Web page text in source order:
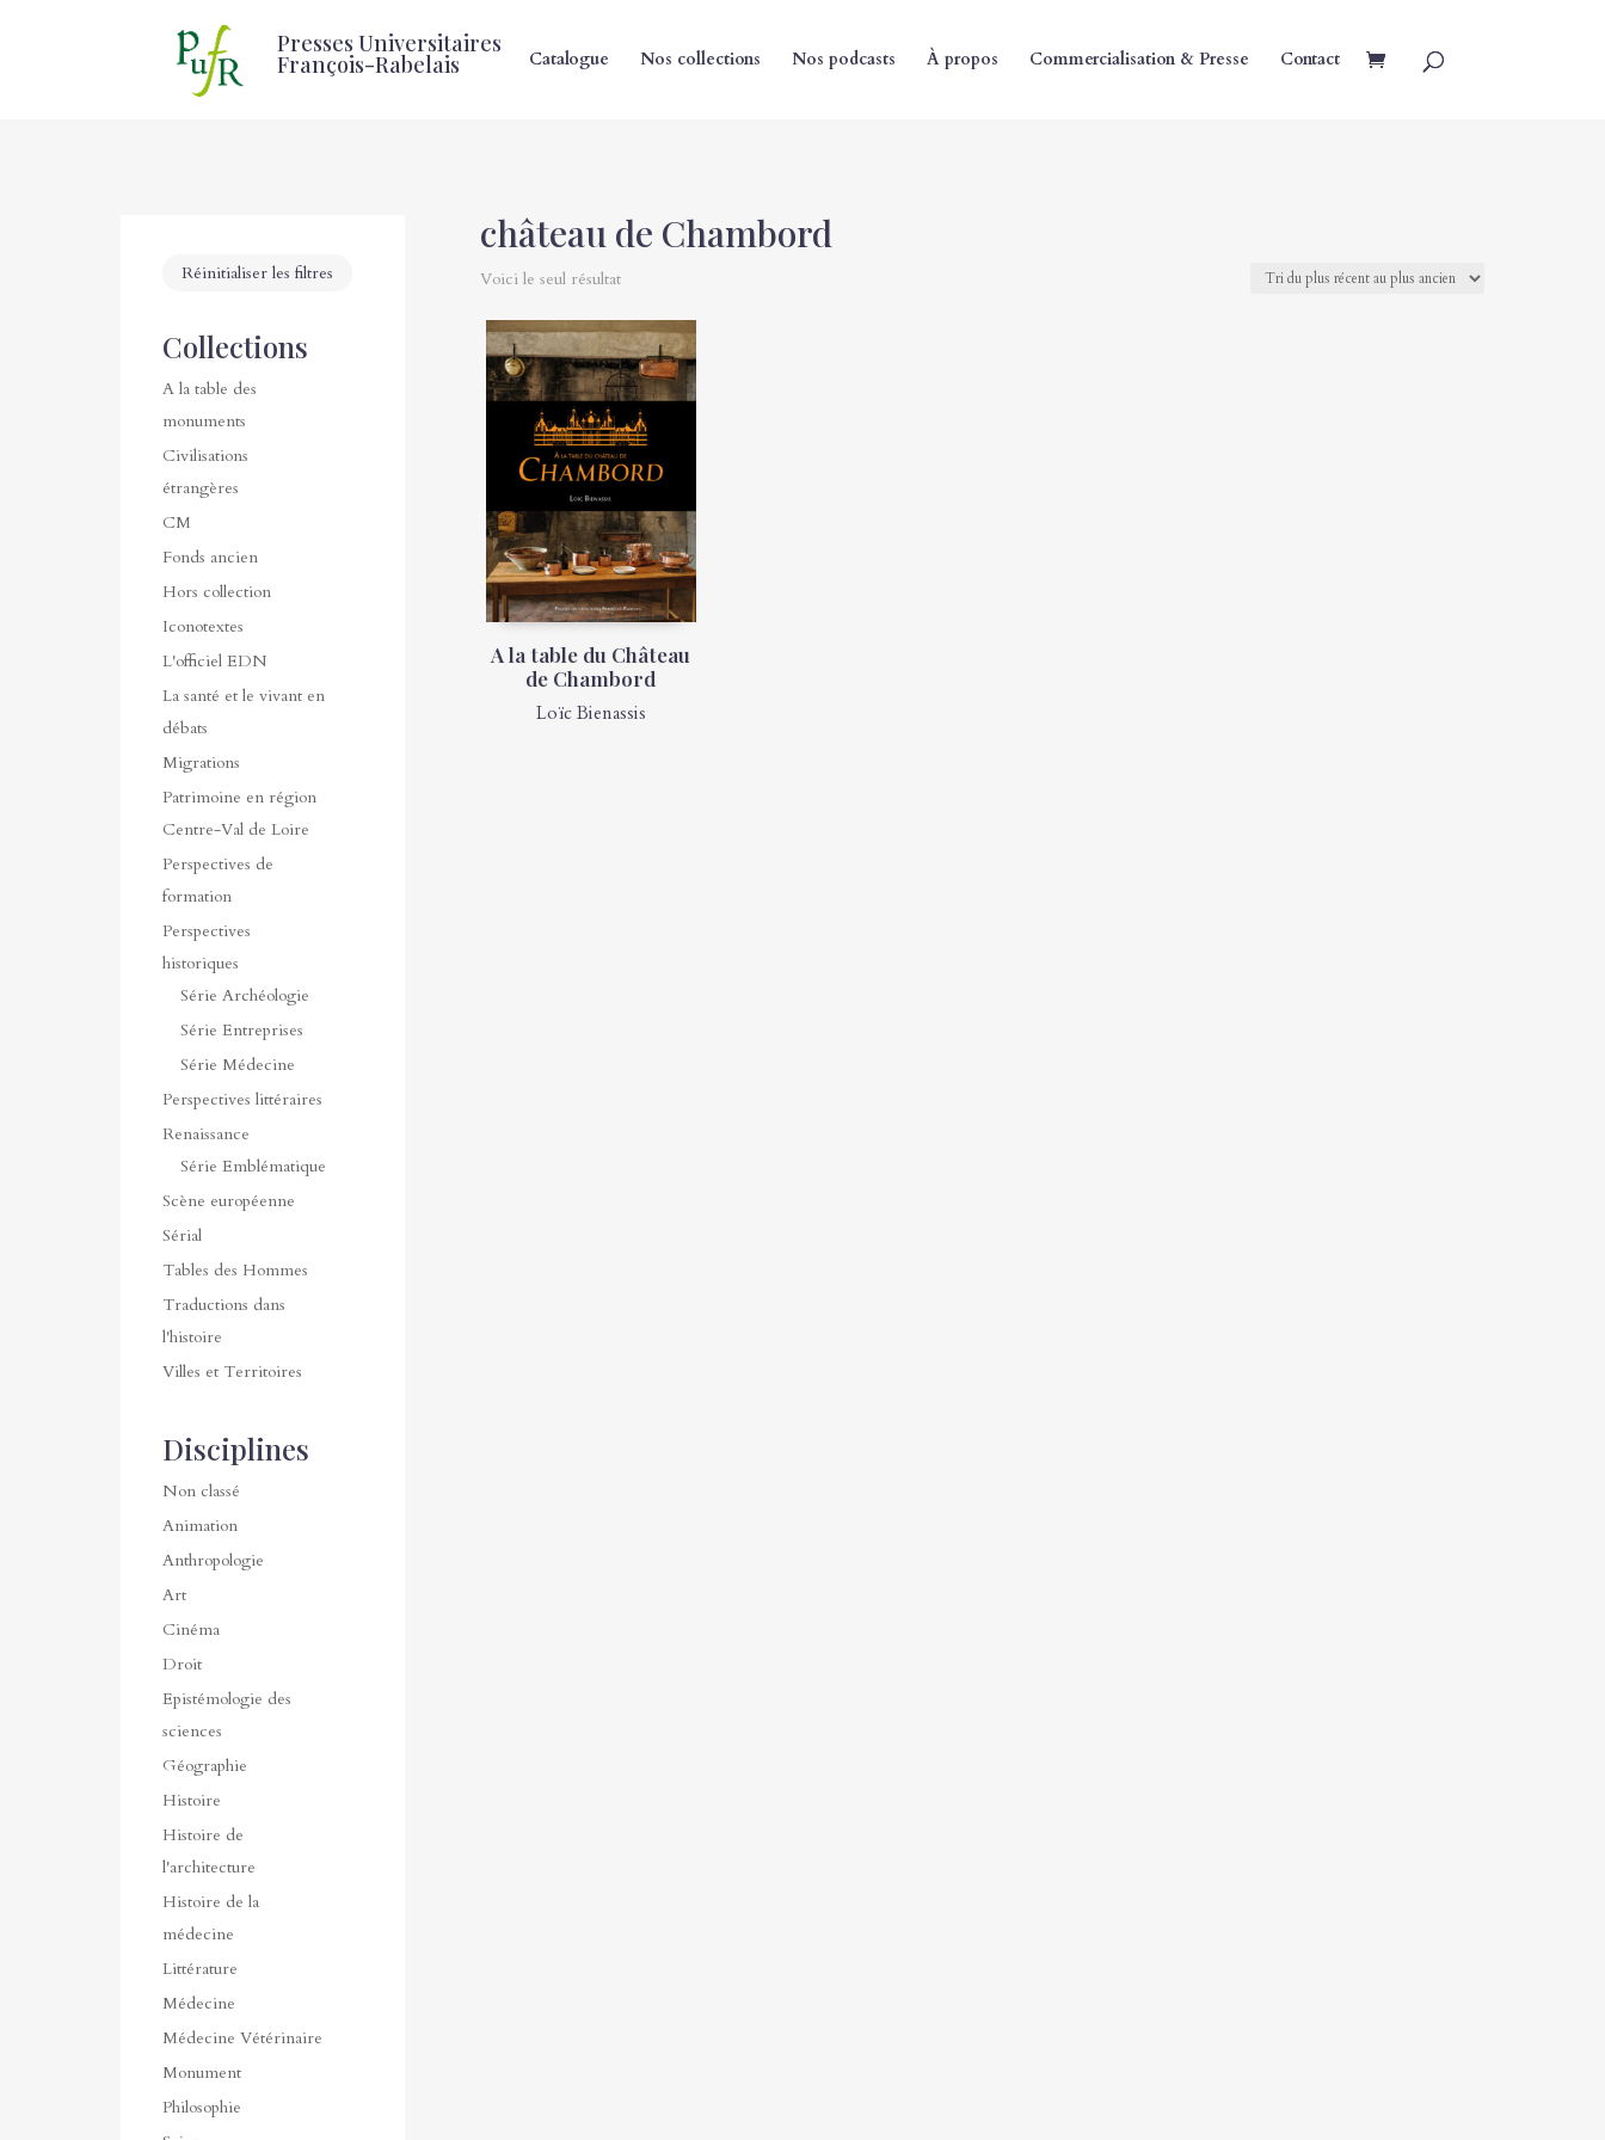
Presses Universitaires
François-Rabelais Catalogue Nos collections Nos podcasts À propos Commercialisation & Presse Contact
Réinitialiser les filtres
Collections
A la table des
monuments
Civilisations
étrangères
CM
Fonds ancien
Hors collection
Iconotextes
L'officiel EDN
La santé et le vivant en
débats
Migrations
Patrimoine en région
Centre-Val de Loire
Perspectives de
formation
Perspectives
historiques
Série Archéologie
Série Entreprises
Série Médecine
Perspectives littéraires
Renaissance
Série Emblématique
Scène européenne
Sérial
Tables des Hommes
Traductions dans
l'histoire
Villes et Territoires
Disciplines
Non classé
Animation
Anthropologie
Art
Cinéma
Droit
Epistémologie des
sciences
Géographie
Histoire
Histoire de
l'architecture
Histoire de la
médecine
Littérature
Médecine
Médecine Vétérinaire
Monument
Philosophie
château de Chambord
Voici le seul résultat
A la table du Château
de Chambord
Loïc Bienassis